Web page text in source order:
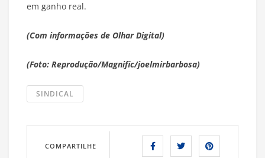
em ganho real.
(Com informações de Olhar Digital)
(Foto: Reprodução/Magnific/joelmirbarbosa)
SINDICAL
COMPARTILHE